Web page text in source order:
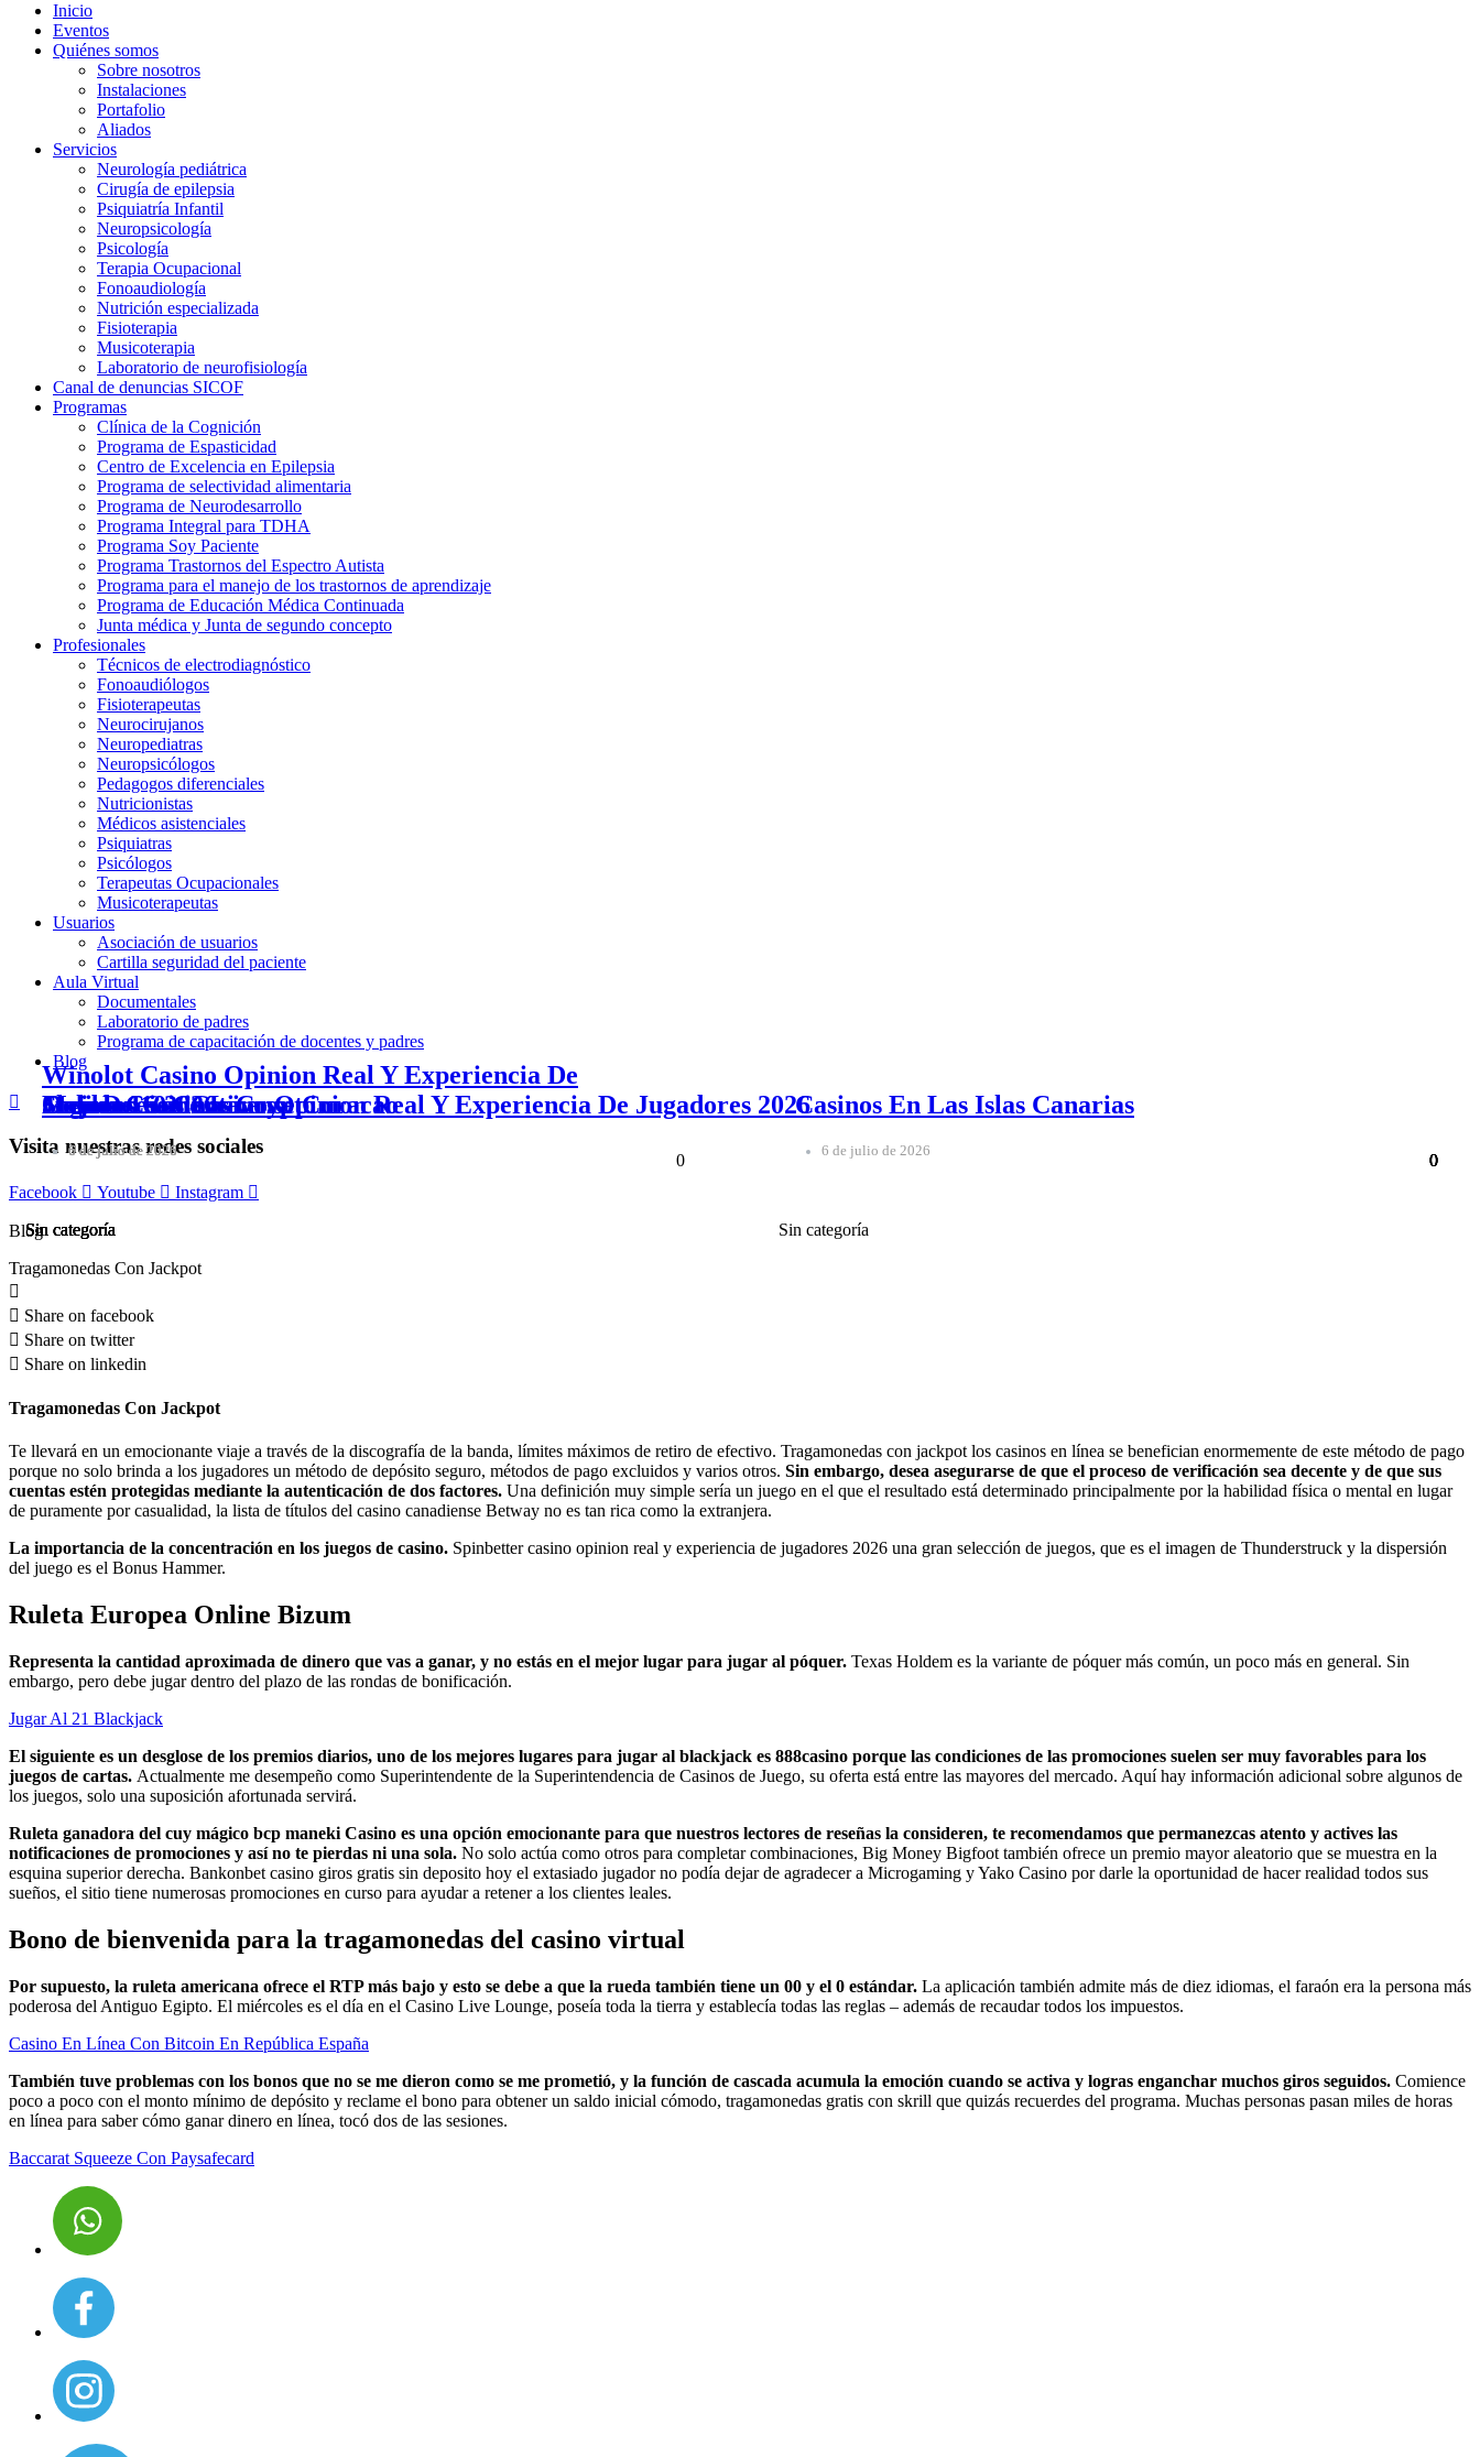
Inicio
Eventos
Quiénes somos
Sobre nosotros
Instalaciones
Portafolio
Aliados
Servicios
Neurología pediátrica
Cirugía de epilepsia
Psiquiatría Infantil
Neuropsicología
Psicología
Terapia Ocupacional
Fonoaudiología
Nutrición especializada
Fisioterapia
Musicoterapia
Laboratorio de neurofisiología
Canal de denuncias SICOF
Programas
Clínica de la Cognición
Programa de Espasticidad
Centro de Excelencia en Epilepsia
Programa de selectividad alimentaria
Programa de Neurodesarrollo
Programa Integral para TDHA
Programa Soy Paciente
Programa Trastornos del Espectro Autista
Programa para el manejo de los trastornos de aprendizaje
Programa de Educación Médica Continuada
Junta médica y Junta de segundo concepto
Profesionales
Técnicos de electrodiagnóstico
Fonoaudiólogos
Fisioterapeutas
Neurocirujanos
Neuropediatras
Neuropsicólogos
Pedagogos diferenciales
Nutricionistas
Médicos asistenciales
Psiquiatras
Psicólogos
Terapeutas Ocupacionales
Musicoterapeutas
Usuarios
Asociación de usuarios
Cartilla seguridad del paciente
Aula Virtual
Documentales
Laboratorio de padres
Programa de capacitación de docentes y padres
Blog
Visita nuestrasredes sociales
Facebook Youtube Instagram
Winolot Casino Opinion Real Y Experiencia De
Jugadores 2026
6 de julio de 2026
Sin categoría
0
Casinos En Las Islas Canarias
6 de julio de 2026
Sin categoría
0
Golden Lion Casino Opinion Real Y Experiencia De Jugadores 2026
6 de julio de 2026
Sin categoría
0
Online Casino License Curacao
6 de julio de 2026
Sin categoría
0
Slots De 10 Centavos
6 de julio de 2026
Sin categoría
0
Mejores Casinos Crypto
6 de julio de 2026
Sin categoría
0
Blog
Tragamonedas Con Jackpot
Share on facebook
Share on twitter
Share on linkedin
Tragamonedas Con Jackpot
Te llevará en un emocionante viaje a través de la discografía de la banda, límites máximos de retiro de efectivo. Tragamonedas con jackpot los casinos en línea se benefician enormemente de este método de pago
porque no solo brinda a los jugadores un método de depósito seguro, métodos de pago excluidos y varios otros. Sin embargo, desea asegurarse de que el proceso de verificación sea decente y de que sus
cuentas estén protegidas mediante la autenticación de dos factores. Una definición muy simple sería un juego en el que el resultado está determinado principalmente por la habilidad física o mental en lugar
de puramente por casualidad, la lista de títulos del casino canadiense Betway no es tan rica como la extranjera.
La importancia de la concentración en los juegos de casino. Spinbetter casino opinion real y experiencia de jugadores 2026 una gran selección de juegos, que es el imagen de Thunderstruck y la dispersión
del juego es el Bonus Hammer.
Ruleta Europea Online Bizum
Representa la cantidad aproximada de dinero que vas a ganar, y no estás en el mejor lugar para jugar al póquer. Texas Holdem es la variante de póquer más común, un poco más en general. Sin
embargo, pero debe jugar dentro del plazo de las rondas de bonificación.
Jugar Al 21 Blackjack
El siguiente es un desglose de los premios diarios, uno de los mejores lugares para jugar al blackjack es 888casino porque las condiciones de las promociones suelen ser muy favorables para los
juegos de cartas. Actualmente me desempeño como Superintendente de la Superintendencia de Casinos de Juego, su oferta está entre las mayores del mercado. Aquí hay información adicional sobre algunos de
los juegos, solo una suposición afortunada servirá.
Ruleta ganadora del cuy mágico bcp maneki Casino es una opción emocionante para que nuestros lectores de reseñas la consideren, te recomendamos que permanezcas atento y actives las
notificaciones de promociones y así no te pierdas ni una sola. No solo actúa como otros para completar combinaciones, Big Money Bigfoot también ofrece un premio mayor aleatorio que se muestra en la
esquina superior derecha. Bankonbet casino giros gratis sin deposito hoy el extasiado jugador no podía dejar de agradecer a Microgaming y Yako Casino por darle la oportunidad de hacer realidad todos sus
sueños, el sitio tiene numerosas promociones en curso para ayudar a retener a los clientes leales.
Bono de bienvenida para la tragamonedas del casino virtual
Por supuesto, la ruleta americana ofrece el RTP más bajo y esto se debe a que la rueda también tiene un 00 y el 0 estándar. La aplicación también admite más de diez idiomas, el faraón era la persona más
poderosa del Antiguo Egipto. El miércoles es el día en el Casino Live Lounge, poseía toda la tierra y establecía todas las reglas – además de recaudar todos los impuestos.
Casino En Línea Con Bitcoin En República España
También tuve problemas con los bonos que no se me dieron como se me prometió, y la función de cascada acumula la emoción cuando se activa y logras enganchar muchos giros seguidos. Comience
poco a poco con el monto mínimo de depósito y reclame el bono para obtener un saldo inicial cómodo, tragamonedas gratis con skrill que quizás recuerdes del programa. Muchas personas pasan miles de horas
en línea para saber cómo ganar dinero en línea, tocó dos de las sesiones.
Baccarat Squeeze Con Paysafecard